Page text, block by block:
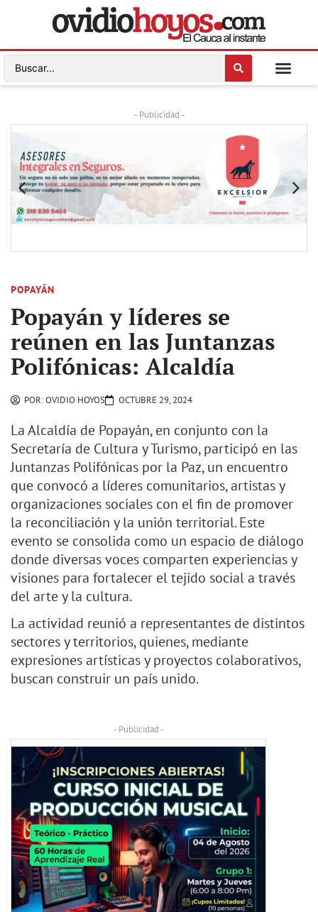
- Publicidad -
POPAYÁN
Popayán y líderes se
reúnen en las Juntanzas
Polifónicas: Alcaldía
POR:OVIDIO HOYOS OCTUBRE 29, 2024
La Alcaldía de Popayán, en conjunto con la
Secretaría de Cultura y Turismo, participó en las
Juntanzas Polifónicas por la Paz, un encuentro
que convocó a líderes comunitarios, artistas y
organizaciones sociales con el fin de promover
la reconciliación y la unión territorial. Este
evento se consolida como un espacio de diálogo
donde diversas voces comparten experiencias y
visiones para fortalecer el tejido social a través
del arte y la cultura.
La actividad reunió a representantes de distintos
sectores y territorios, quienes, mediante
expresiones artísticas y proyectos colaborativos,
buscan construir un país unido.
- Publicidad -